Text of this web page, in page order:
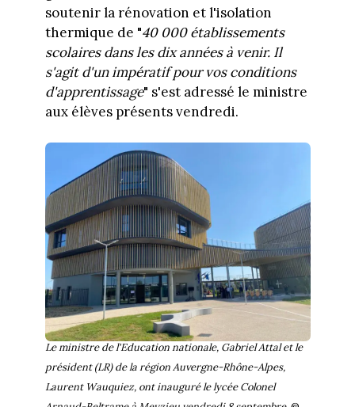
soutenir la rénovation et l'isolation
thermique de "40 000 établissements
scolaires dans les dix années à venir. Il
s'agit d'un impératif pour vos conditions
d'apprentissage" s'est adressé le ministre
aux élèves présents vendredi.
Le ministre de l'Education nationale, Gabriel Attal et le
président (LR) de la région Auvergne-Rhône-Alpes,
Laurent Wauquiez, ont inauguré le lycée Colonel